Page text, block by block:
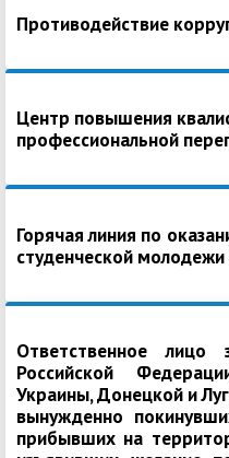
Противодействие
Центр повышения
профессиональной
Горячая линия по
студенческой
Ответственное
Российской
Украины, Донецкой и
вынужденно
прибывших на